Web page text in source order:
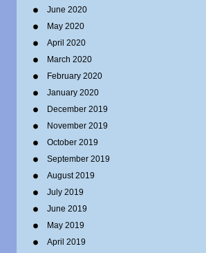
June 2020
May 2020
April 2020
March 2020
February 2020
January 2020
December 2019
November 2019
October 2019
September 2019
August 2019
July 2019
June 2019
May 2019
April 2019